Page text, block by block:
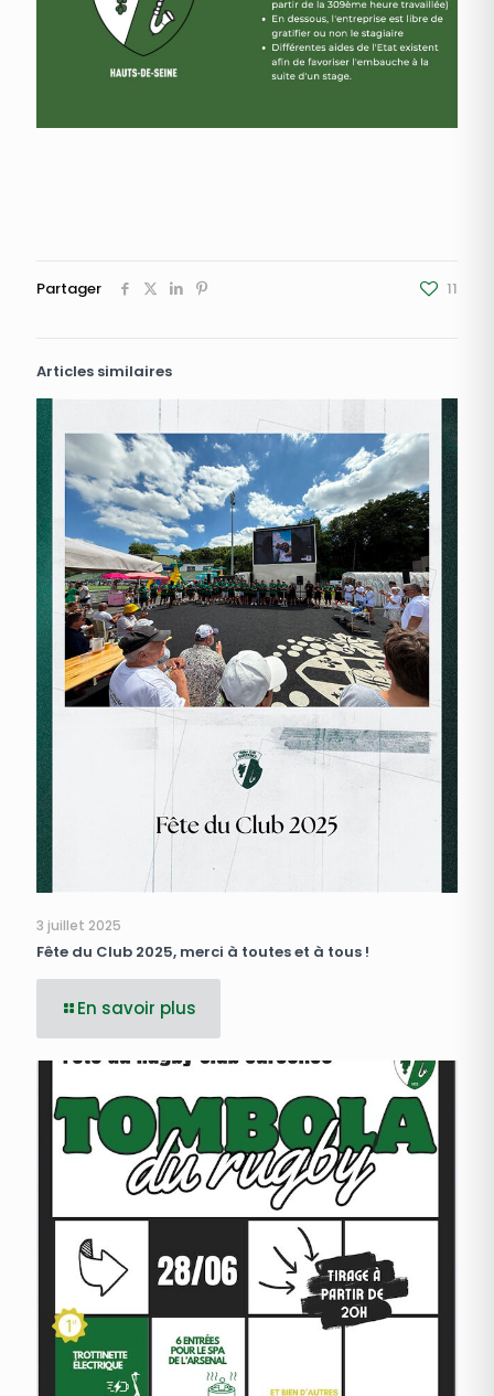
Partager 11
Articles similaires
3 juillet 2025
Fête du Club 2025, merci à toutes et à tous !
En savoir plus